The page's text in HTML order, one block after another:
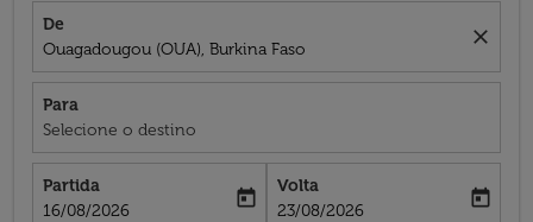
De
Ouagadougou (OUA), Burkina Faso
close
Para
Selecione o destino
Partida
fc-booking-departure-date-aria-label
16/08/2026
today
Volta
fc-booking-return-date-aria-label
23/08/2026
today